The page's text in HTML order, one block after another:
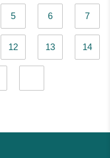
5 6 7
12 13 14